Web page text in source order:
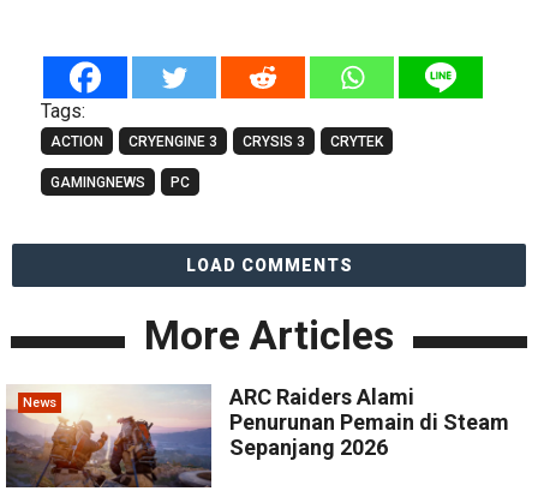
Tags:
ACTION CRYENGINE 3 CRYSIS 3 CRYTEK
GAMINGNEWS PC
LOAD COMMENTS
More Articles
News
ARC Raiders Alami
Penurunan Pemain di Steam
Sepanjang 2026